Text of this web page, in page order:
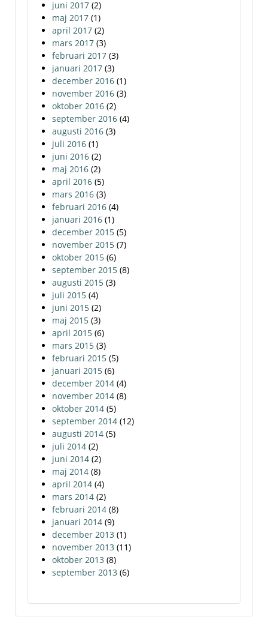
juni 2017 (2)
maj 2017 (1)
april 2017 (2)
mars 2017 (3)
februari 2017 (3)
januari 2017 (3)
december 2016 (1)
november 2016 (3)
oktober 2016 (2)
september 2016 (4)
augusti 2016 (3)
juli 2016 (1)
juni 2016 (2)
maj 2016 (2)
april 2016 (5)
mars 2016 (3)
februari 2016 (4)
januari 2016 (1)
december 2015 (5)
november 2015 (7)
oktober 2015 (6)
september 2015 (8)
augusti 2015 (3)
juli 2015 (4)
juni 2015 (2)
maj 2015 (3)
april 2015 (6)
mars 2015 (3)
februari 2015 (5)
januari 2015 (6)
december 2014 (4)
november 2014 (8)
oktober 2014 (5)
september 2014 (12)
augusti 2014 (5)
juli 2014 (2)
juni 2014 (2)
maj 2014 (8)
april 2014 (4)
mars 2014 (2)
februari 2014 (8)
januari 2014 (9)
december 2013 (1)
november 2013 (11)
oktober 2013 (8)
september 2013 (6)